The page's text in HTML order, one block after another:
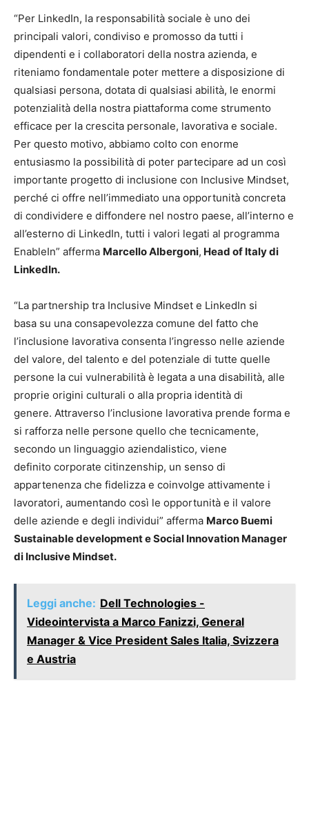
“Per LinkedIn, la responsabilità sociale è uno dei
principali valori, condiviso e promosso da tutti i
dipendenti e i collaboratori della nostra azienda, e
riteniamo fondamentale poter mettere a disposizione di
qualsiasi persona, dotata di qualsiasi abilità, le enormi
potenzialità della nostra piattaforma come strumento
efficace per la crescita personale, lavorativa e sociale.
Per questo motivo, abbiamo colto con enorme
entusiasmo la possibilità di poter partecipare ad un così
importante progetto di inclusione con Inclusive Mindset,
perché ci offre nell’immediato una opportunità concreta
di condividere e diffondere nel nostro paese, all’interno e
all’esterno di LinkedIn, tutti i valori legati al programma
EnableIn” afferma Marcello Albergoni, Head of Italy di
LinkedIn.
“La partnership tra Inclusive Mindset e LinkedIn si
basa su una consapevolezza comune del fatto che
l’inclusione lavorativa consenta l’ingresso nelle aziende
del valore, del talento e del potenziale di tutte quelle
persone la cui vulnerabilità è legata a una disabilità, alle
proprie origini culturali o alla propria identità di
genere. Attraverso l’inclusione lavorativa prende forma e
si rafforza nelle persone quello che tecnicamente,
secondo un linguaggio aziendalistico, viene
definito corporate citinzenship, un senso di
appartenenza che fidelizza e coinvolge attivamente i
lavoratori, aumentando così le opportunità e il valore
delle aziende e degli individui” afferma Marco Buemi
Sustainable development e Social Innovation Manager
di Inclusive Mindset.
Leggi anche: Dell Technologies -
Videointervista a Marco Fanizzi, General
Manager & Vice President Sales Italia, Svizzera
e Austria